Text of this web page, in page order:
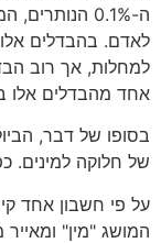
לאדם. בהבדלים אלו
למחלות, אך רוב
אחד מהבדלים אלו
בסופו של דבר,
של חלוקה למינים.
על פי חשבון אחד
המושג "מין" ומאייר